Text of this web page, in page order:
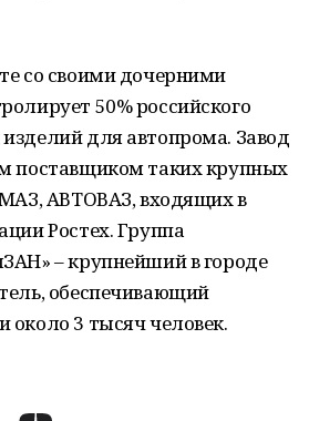
со своими дочерними
50% российского
для автопрома. Завод
поставщиком таких крупных
,АВТОВАЗ, входящих в
Ростех. Группа
– крупнейший в городе
обеспечивающий
3 тысяч человек.